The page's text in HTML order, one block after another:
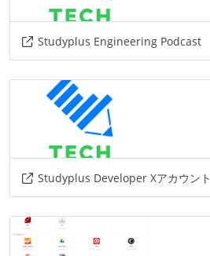
Studyplus Engineering Podcast
Studyplus Developer Xアカウント